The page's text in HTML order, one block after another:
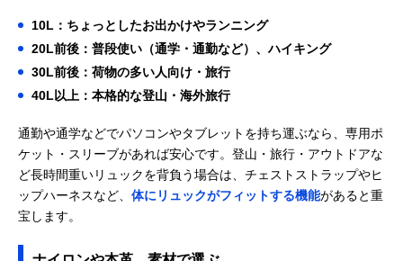
Amazonで見る
anello
GRANDE(アネロ
グランデ) CABIN
トート型リュック
トートとしても使
える、持ち手付き
2WAYリュック
ー シア デイパッ
ク 871-15123／
871-05123
ジネスまで、幅広
いシーンで活躍
Amazonで見る
marimekko(マリメ
ッコ) Roadie
流行に左右され
ず、長く愛用でき
約20L
10L：ちょっとしたお出かけやランニング
20L前後：普段使い（通学・通勤など）、ハイキング
30L前後：荷物の多い人向け・旅行
40L以上：本格的な登山・海外旅行
通勤や通学などでパソコンやタブレットを持ち運ぶなら、専用ポ
ケット・スリーブがあれば安心です。登山・旅行・アウトドアな
ど長時間重いリュックを背負う場合は、チェストストラップやヒ
ップハーネスなど、 体にリュックがフィットする機能があると重
宝します。